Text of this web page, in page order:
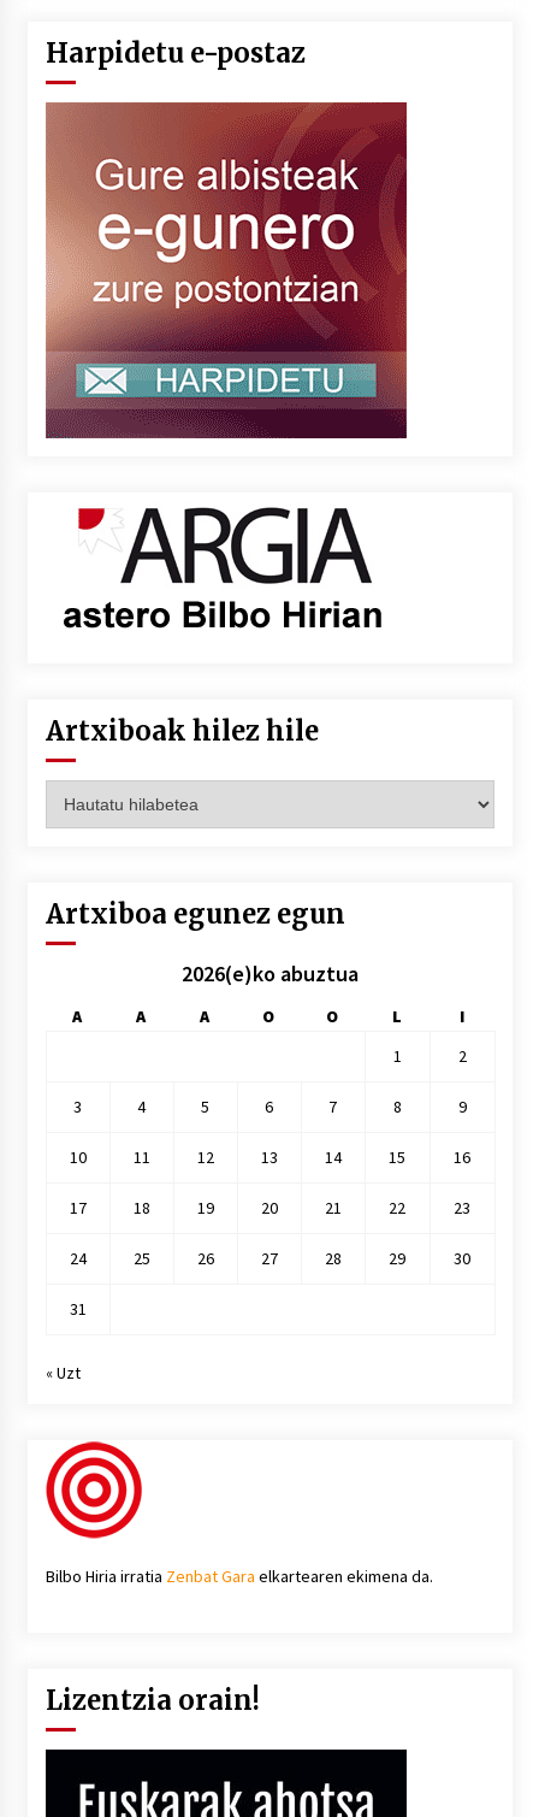
Harpidetu e-postaz
Artxiboak hilez hile
hilez
Artxiboa egunez egun
2026(e)ko abuztua
A A A O O L
I
1
2
3 4 5 6 7 8 9
10 11 12 13 14 15 16
17 18 19 20 21 22 23
24 25 26 27 28 29 30
31
« Uzt
Bilbo Hiria irratia Zenbat Gara elkartearen ekimena da.
Lizentzia orain!